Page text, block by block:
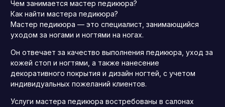
Чем занимается мастер педикюра?
Как найти мастера педикюра?
Мастер педикюра — это специалист, занимающийся
уходом за ногами и ногтями на ногах.
Он отвечает за качество выполнения педикюра, уход за
кожей стоп и ногтями, а также нанесение
декоративного покрытия и дизайн ногтей, с учетом
индивидуальных пожеланий клиентов.
Услуги мастера педикюра востребованы в салонах